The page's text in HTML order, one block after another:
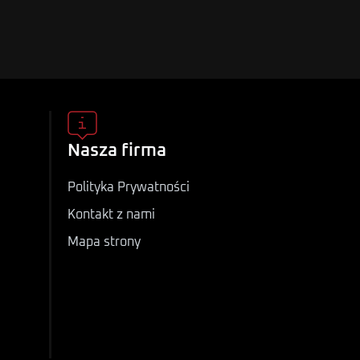
Nasza firma
Polityka Prywatności
Kontakt z nami
Mapa strony